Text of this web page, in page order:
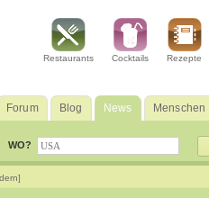
Restaurants Cocktails Rezepte
Forum Blog News Menschen
WO?